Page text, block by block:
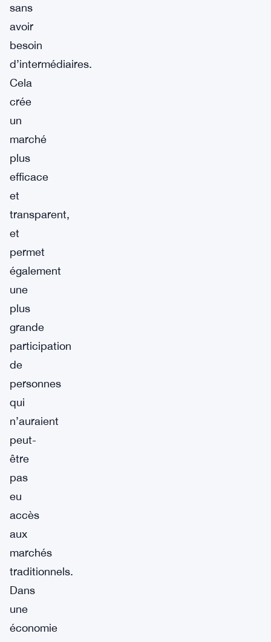
sans
avoir
besoin
d’intermédiaires.
Cela
crée
un
marché
plus
efficace
et
transparent,
et
permet
également
une
plus
grande
participation
de
personnes
qui
n’auraient
peut-
être
pas
eu
accès
aux
marchés
traditionnels.
Dans
une
économie